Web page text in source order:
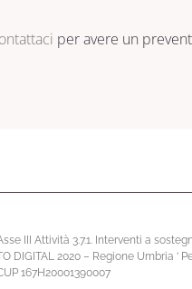
per avere un
III Attività 3.7.1. Interventi a
DIGITAL 2020 – Regione Umbria ‘
167H20001390007